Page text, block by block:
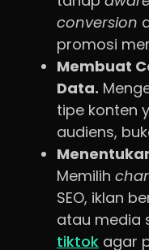
conversion
promosi
Membuat
Data.
tipe konten
audiens,
Memilih
SEO, iklan
atau media
tiktok agar